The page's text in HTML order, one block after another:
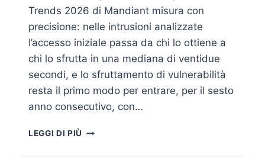
Trends 2026 di Mandiant misura con
precisione: nelle intrusioni analizzate
l’accesso iniziale passa da chi lo ottiene a
chi lo sfrutta in una mediana di ventidue
secondi, e lo sfruttamento di vulnerabilità
resta il primo modo per entrare, per il sesto
anno consecutivo, con…
LEGGI DI PIÙ DETECTION